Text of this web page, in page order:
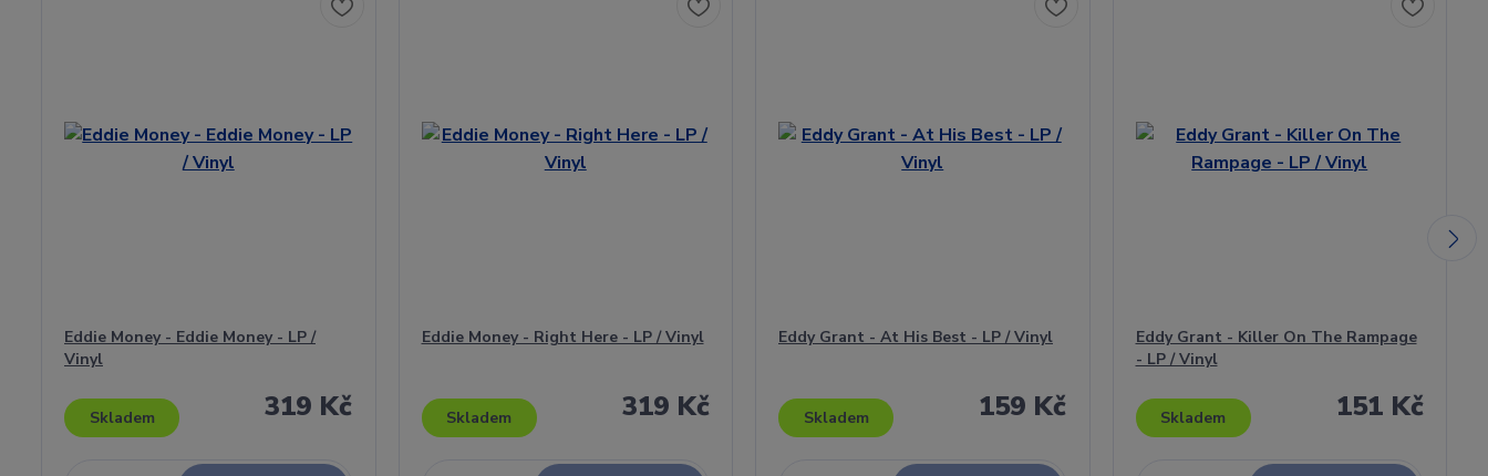
Eddie Money - Eddie Money - LP /
Vinyl
319 Kč
Skladem
Eddie Money - Right Here - LP / Vinyl
319 Kč
Skladem
Eddy Grant - At His Best - LP / Vinyl
159 Kč
Skladem
Eddy Grant - Killer On The Rampage
- LP / Vinyl
151 Kč
Skladem